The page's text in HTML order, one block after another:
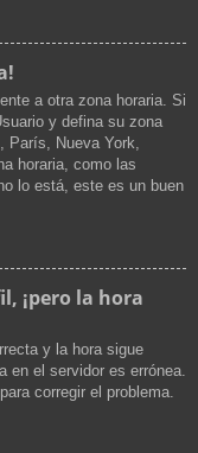
a otra zona horaria. Si
y defina su zona
París, Nueva York,
horaria, como las
lo está, este es un buen
¡pero la hora
y la hora sigue
en el servidor es errónea.
corregir el problema.